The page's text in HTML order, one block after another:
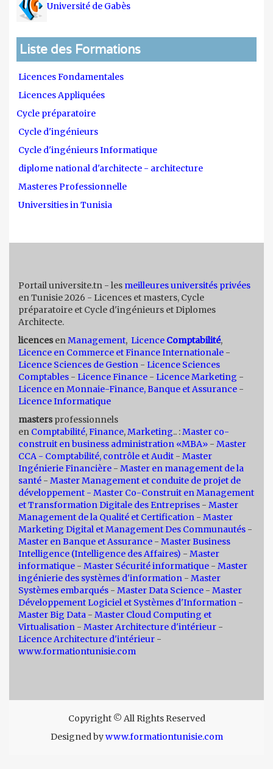
Université de Gabès
Liste des Formations
Licences Fondamentales
Licences Appliquées
Cycle préparatoire
Cycle d'ingénieurs
Cycle d'ingénieurs Informatique
diplome national d'architecte - architecture
Masteres Professionnelle
Universities in Tunisia
Portail universite.tn - les meilleures universités privées
en Tunisie 2026 - Licences et masters, Cycle
préparatoire et Cycle d'ingénieurs et Diplomes
Architecte.
licences enManagement, Licence Comptabilité,
Licence en Commerce et Finance Internationale -
Licence Sciences de Gestion - Licence Sciences
Comptables - Licence Finance - Licence Marketing -
Licence en Monnaie-Finance, Banque et Assurance -
Licence Informatique
masters professionnels
en Comptabilité,Finance,Marketing.. :Master co-
construit en business administration «MBA» - Master
CCA - Comptabilité, contrôle et Audit - Master
Ingénierie Financière - Master en management de la
santé - Master Management et conduite de projet de
développement - Master Co-Construit en Management
et Transformation Digitale des Entreprises - Master
Management de la Qualité et Certification - Master
Marketing Digital et Management Des Communautés -
Master en Banque et Assurance - Master Business
Intelligence (Intelligence des Affaires) - Master
informatique - Master Sécurité informatique - Master
ingénierie des systèmes d'information - Master
Systèmes embarqués - Master Data Science - Master
Développement Logiciel et Systèmes d'Information -
Master Big Data - Master Cloud Computing et
Virtualisation - Master Architecture d'intérieur -
Licence Architecture d'intérieur -
www.formationtunisie.com
Copyright © All Rights Reserved
Designed bywww.formationtunisie.com